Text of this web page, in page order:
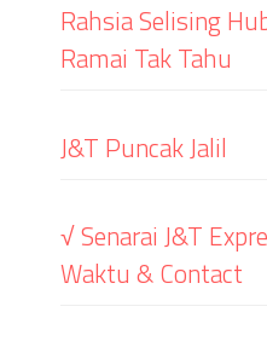
Rahsia Selising
Ramai Tak Tahu
J&T Puncak Jalil
√ Senarai J&T
Waktu & Contact